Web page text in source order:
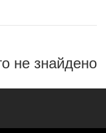
не знайдено